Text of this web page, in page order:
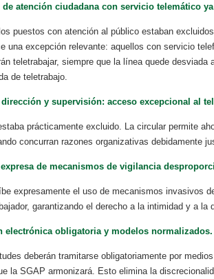
atención ciudadana con servicio telemático
puestos con atención al público estaban
una excepción relevante: aquellos con servicio
teletrabajar, siempre que la línea quede desviada
de teletrabajo.
y supervisión: acceso excepcional al
prácticamente excluido. La circular permite
concurran razones organizativas debidamente
de mecanismos de vigilancia
expresamente el uso de mecanismos invasivos
garantizando el derecho a la intimidad y a la
electrónica obligatoria y modelos normalizados.
deberán tramitarse obligatoriamente por
la SGAP armonizará. Esto elimina la